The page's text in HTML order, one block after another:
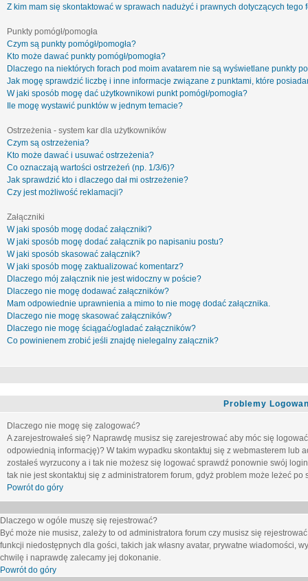
Z kim mam się skontaktować w sprawach nadużyć i prawnych dotyczących tego
Punkty pomógł/pomogła
Czym są punkty pomógł/pomogła?
Kto może dawać punkty pomógł/pomogła?
Dlaczego na niektórych forach pod moim avatarem nie są wyświetlane punkty
Jak mogę sprawdzić liczbę i inne informacje związane z punktami, które
W jaki sposób mogę dać użytkownikowi punkt pomógł/pomogła?
Ile mogę wystawić punktów w jednym temacie?
Ostrzeżenia - system kar dla użytkowników
Czym są ostrzeżenia?
Kto może dawać i usuwać ostrzeżenia?
Co oznaczają wartości ostrzeżeń (np. 1/3/6)?
Jak sprawdzić kto i dlaczego dał mi ostrzeżenie?
Czy jest możliwość reklamacji?
Załączniki
W jaki sposób mogę dodać załączniki?
W jaki sposób mogę dodać załącznik po napisaniu postu?
W jaki sposób skasować załącznik?
W jaki sposób mogę zaktualizować komentarz?
Dlaczego mój załącznik nie jest widoczny w poście?
Dlaczego nie mogę dodawać załączników?
Mam odpowiednie uprawnienia a mimo to nie mogę dodać załącznika.
Dlaczego nie mogę skasować załączników?
Dlaczego nie mogę ściągać/ogladać załączników?
Co powinienem zrobić jeśli znajdę nielegalny załącznik?
Problemy
Dlaczego nie mogę się zalogować?
A zarejestrowałeś się? Naprawdę musisz się zarejestrować aby móc się
odpowiednią informację)? W takim wypadku skontaktuj się z webmasterem lub
zostałeś wyrzucony a i tak nie możesz się logować sprawdź ponownie swój
tak nie jest skontaktuj się z administratorem forum, gdyż problem może leżeć po
Powrót do góry
Dlaczego w ogóle muszę się rejestrować?
Być może nie musisz, zależy to od administratora forum czy musisz się
funkcji niedostępnych dla gości, takich jak własny avatar, prywatne wiadomości,
chwilę i naprawdę zalecamy jej dokonanie.
Powrót do góry